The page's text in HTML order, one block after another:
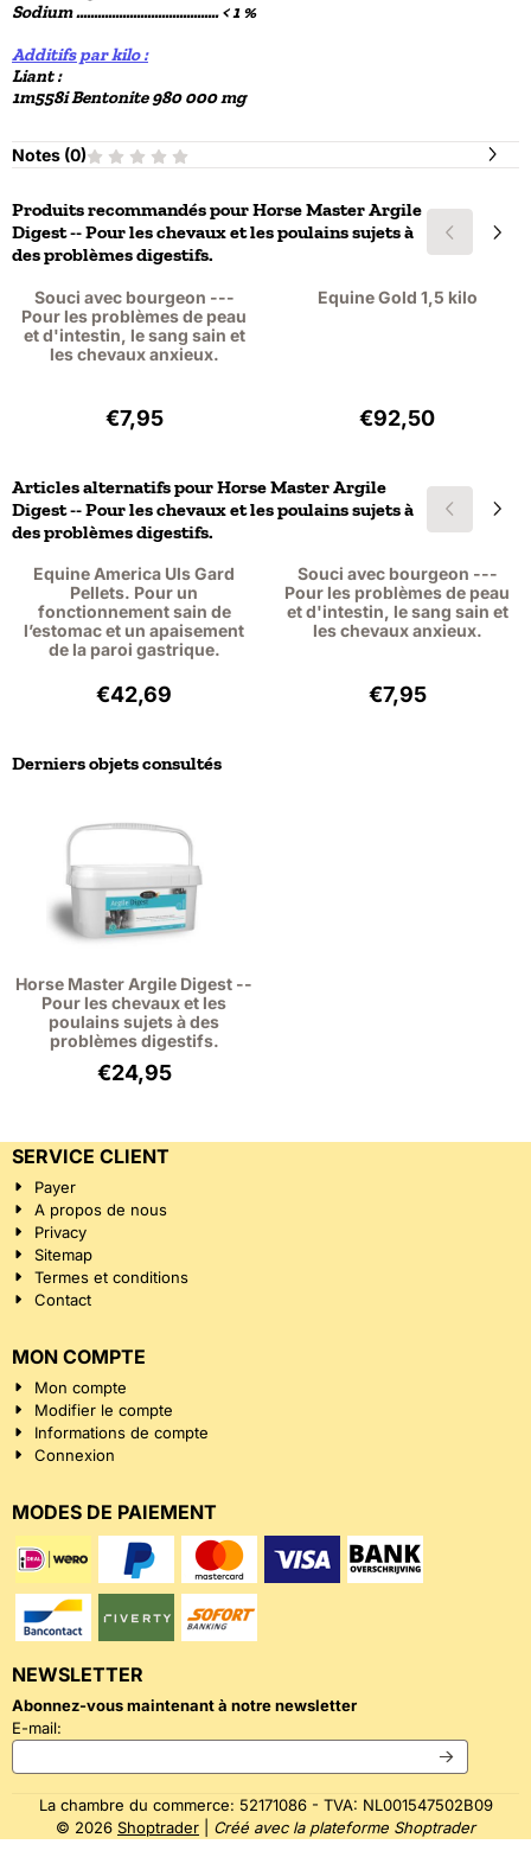
Sodium ........................................ < 1 %
Additifs par kilo :
Liant :
1m558i Bentonite 980 000 mg
Notes (0)
Produits recommandés pourHorse Master Argile
Digest -- Pour les chevaux et les poulains sujets à
des problèmes digestifs.
Souci avec bourgeon ---
Pour les problèmes de peau
et d'intestin, le sang sain et
les chevaux anxieux.
Prix: 7,95, hors TVA : 7,29
€7,95
Equine Gold 1,5 kilo
Prix: 92,50, hors
€92,50
Articles alternatifs pourHorse Master Argile
Digest -- Pour les chevaux et les poulains sujets à
des problèmes digestifs.
Equine America Uls Gard
Pellets. Pour un
fonctionnement sain de
l’estomac et un apaisement
de la paroi gastrique.
Prix: 42,69, hors TVA : 39,17
€42,69
Souci avec bourgeon ---
Pour les problèmes de peau
et d'intestin, le sang sain et
les chevaux anxieux.
Prix: 7,95, hors
€7,95
Derniers objets consultés
Horse Master Argile Digest --
Pour les chevaux et les
poulains sujets à des
problèmes digestifs.
€24,95
SERVICE CLIENT
Payer
A propos de nous
Privacy
Sitemap
Termes et conditions
Contact
MON COMPTE
Mon compte
Modifier le compte
Informations de compte
Connexion
MODES DE PAIEMENT
NEWSLETTER
Abonnez-vous maintenant à notre newsletter
E-mail:
La chambre du commerce: 52171086 - TVA: NL001547502B09
© 2026 Shoptrader Créé avec la plateforme Shoptrader